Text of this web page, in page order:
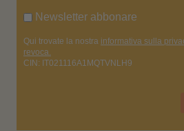
Newsletter abbonare
Qui trovate la nostra informativa sulla
revoca.
CIN: IT021116A1MQTVNLH9